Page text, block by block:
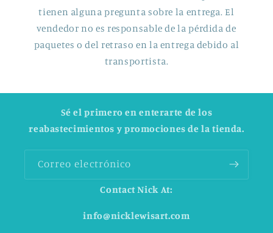
tienen alguna pregunta sobre la entrega. El
vendedor no es responsable de la pérdida de
paquetes o del retraso en la entrega debido al
transportista.
Sé el primero en enterarte de los
reabastecimientos y promociones de la tienda.
Correo electrónico
Contact Nick At:
info@nicklewisart.com